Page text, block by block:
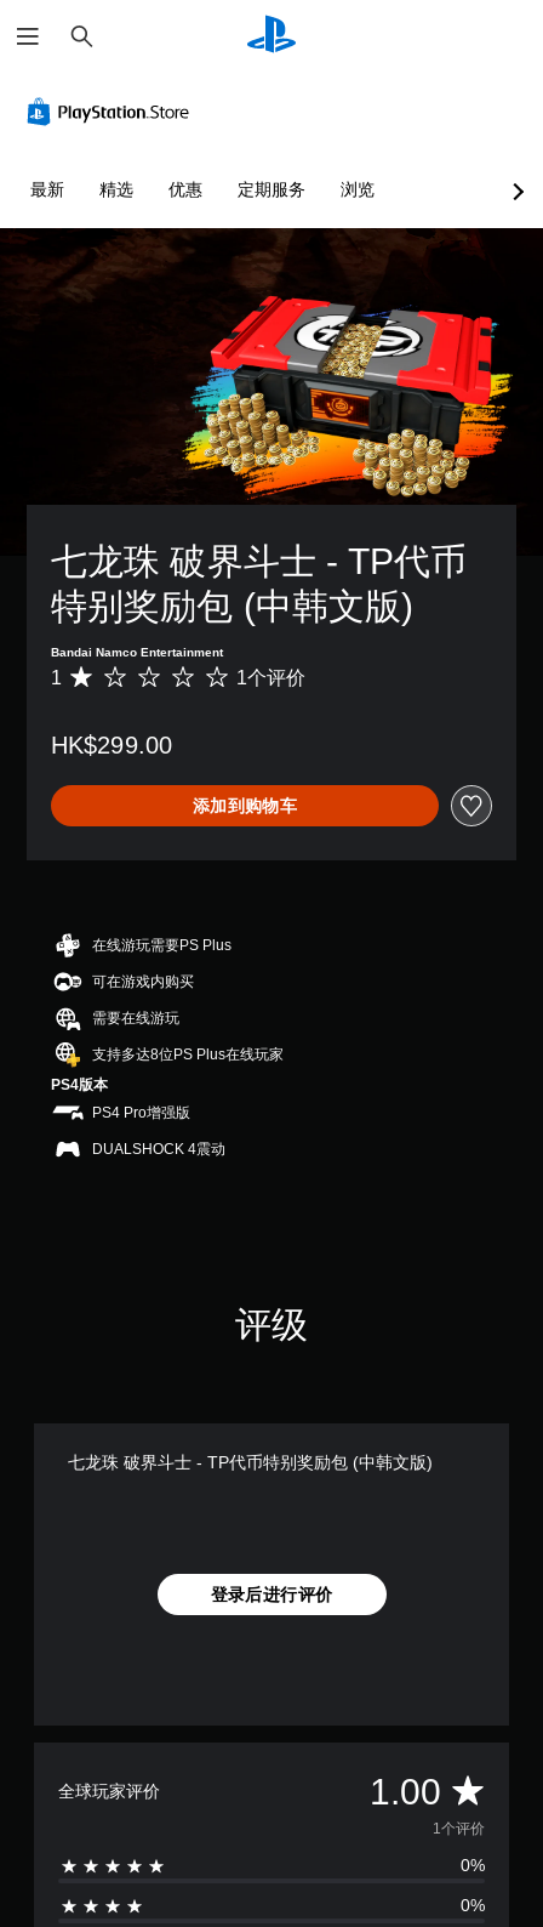
索
最新 精选 优惠 定期服务 浏览
七龙珠 破界斗士 - TP代币
特别奖励包 (中韩文版)
Bandai Namco Entertainment
平
价
颗
星
（
星
，
1
个
评
价
1 1个评价
HK$299.00
添加到购物车
在线游玩需要PS Plus
可在游戏内购买
需要在线游玩
支持多达8位PS Plus在线玩家
PS4版本
PS4 Pro增强版
DUALSHOCK 4震动
评级
七龙珠 破界斗士 - TP代币特别奖励包 (中韩文版)
登录后进行评价
全球玩家评价 1.00 平
均
评
1个评价
0%
0%